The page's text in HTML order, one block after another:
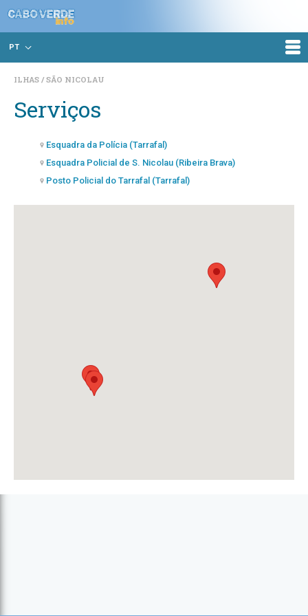
PT
ILHAS SÃO NICOLAU
Serviços
Esquadra da Polícia (Tarrafal)
Esquadra Policial de S. Nicolau (Ribeira Brava)
Posto Policial do Tarrafal (Tarrafal)